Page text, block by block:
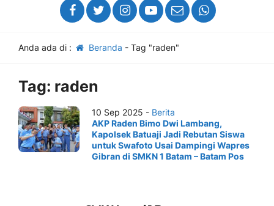
Anda ada di : Beranda - Tag "raden"
Tag: raden
10 Sep 2025 - Berita
AKP Raden Bimo Dwi Lambang,
Kapolsek Batuaji Jadi Rebutan Siswa
untuk Swafoto Usai Dampingi Wapres
Gibran di SMKN 1 Batam – Batam Pos